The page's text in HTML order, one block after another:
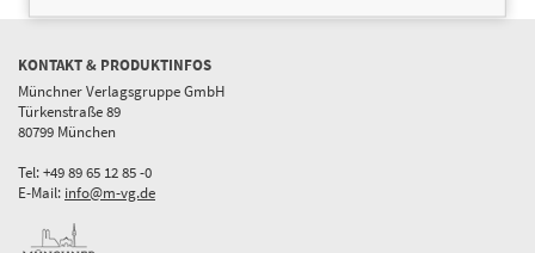
KONTAKT & PRODUKTINFOS
Münchner Verlagsgruppe GmbH
Türkenstraße 89
80799 München
Tel: +49 89 65 12 85 -0
E-Mail: info@m-vg.de